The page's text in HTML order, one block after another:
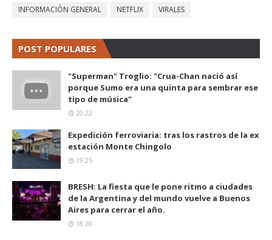
INFORMACIÓN GENERAL NETFLIX VIRALES
POST POPULARES
"Superman" Troglio: "Crua-Chan nació así
porque Sumo era una quinta para sembrar ese
tipo de música"
20:22
Expedición ferroviaria: tras los rastros de la ex
estación Monte Chingolo
19:25
BRESH: La fiesta que le pone ritmo a ciudades
de la Argentina y del mundo vuelve a Buenos
Aires para cerrar el año.
18:28